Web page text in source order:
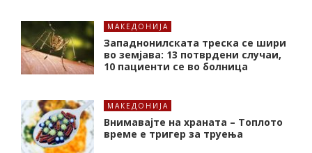
МАКЕДОНИЈА
Западнонилската треска се шири
во земјава: 13 потврдени случаи,
10 пациенти се во болница
МАКЕДОНИЈА
Внимавајте на храната – Топлото
време е тригер за труења